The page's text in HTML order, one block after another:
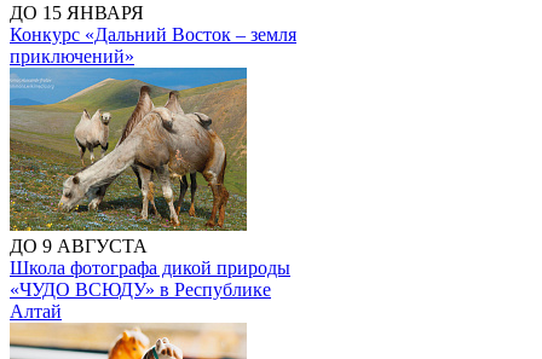
ДО 15 ЯНВАРЯ
Конкурс «Дальний Восток – земля
приключений»
ДО 9 АВГУСТА
Школа фотографа дикой природы
«ЧУДО ВСЮДУ» в Республике
Алтай